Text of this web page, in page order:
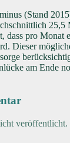
(Stand
25,5
dass pro Monat
Dieser
am Ende
veröffentlicht.